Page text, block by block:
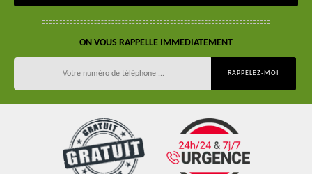
ON VOUS RAPPELLE IMMEDIATEMENT